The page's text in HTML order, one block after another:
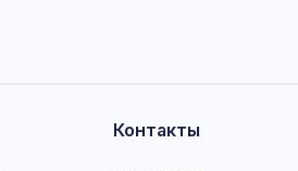
Контакты